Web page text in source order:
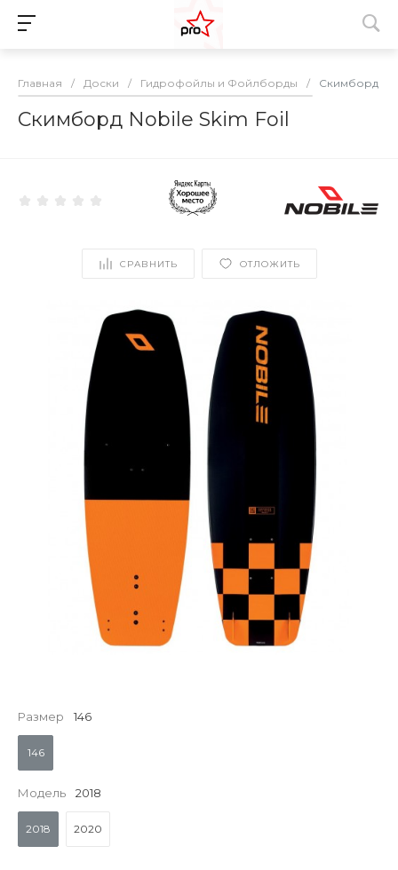
Главная / Доски / Гидрофойлы и Фойлборды / Скимборд
Скимборд Nobile Skim Foil
СРАВНИТЬ ОТЛОЖИТЬ
Размер 146
146
Модель 2018
2018 2020